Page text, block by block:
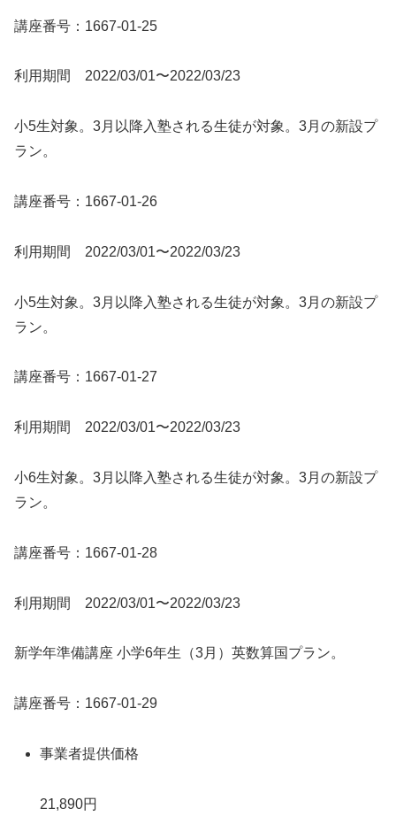
講座番号：1667-01-25
利用期間 2022/03/01〜2022/03/23
小5生対象。3月以降入塾される生徒が対象。3月の新設プ
ラン。
講座番号：1667-01-26
利用期間 2022/03/01〜2022/03/23
小5生対象。3月以降入塾される生徒が対象。3月の新設プ
ラン。
講座番号：1667-01-27
利用期間 2022/03/01〜2022/03/23
小6生対象。3月以降入塾される生徒が対象。3月の新設プ
ラン。
講座番号：1667-01-28
利用期間 2022/03/01〜2022/03/23
新学年準備講座 小学6年生（3月）英数算国プラン。
講座番号：1667-01-29
事業者提供価格
21,890円